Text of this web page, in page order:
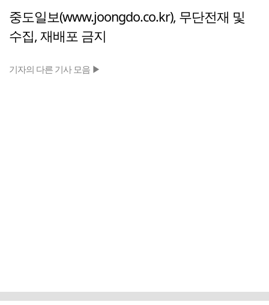
중도일보(www.joongdo.co.kr), 무단전재 및
수집, 재배포 금지
기자의 다른 기사 모음 ▶